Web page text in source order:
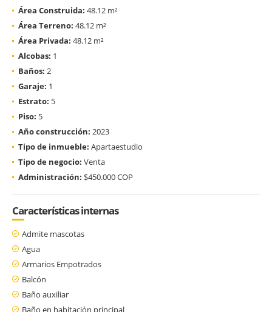
Área Construida: 48.12 m²
Área Terreno: 48.12 m²
Área Privada: 48.12 m²
Alcobas: 1
Baños: 2
Garaje: 1
Estrato: 5
Piso: 5
Año construcción: 2023
Tipo de inmueble: Apartaestudio
Tipo de negocio: Venta
Administración: $450.000 COP
Características internas
Admite mascotas
Agua
Armarios Empotrados
Balcón
Baño auxiliar
Baño en habitación principal